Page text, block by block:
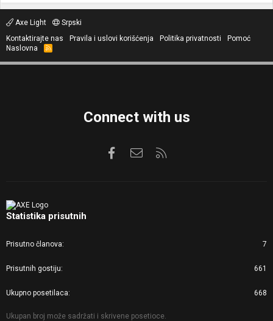
Axe Light
Srpski
Kontaktirajte nas
Pravila i uslovi korišćenja Politika privatnosti
Pomoć
Naslovna
R
S
Connect with us
FacebookKontaktirajte nas
Statistika prisutnih
Prisutno članova 7
Prisutnih gostiju 661
Ukupno posetilaca 668
Ukupan broj može sadržati i skrivene posetioce.